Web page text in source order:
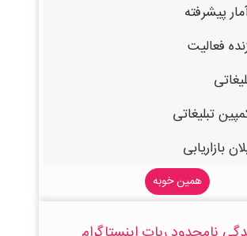
پیشرفته
فعالیت
تبلیغاتی
بازاریابی
همین خوبه